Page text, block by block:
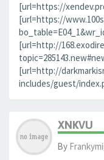
[url=https://
[url=https://
[url=http://
[url=http://
includes/guest/
XNKVU
By